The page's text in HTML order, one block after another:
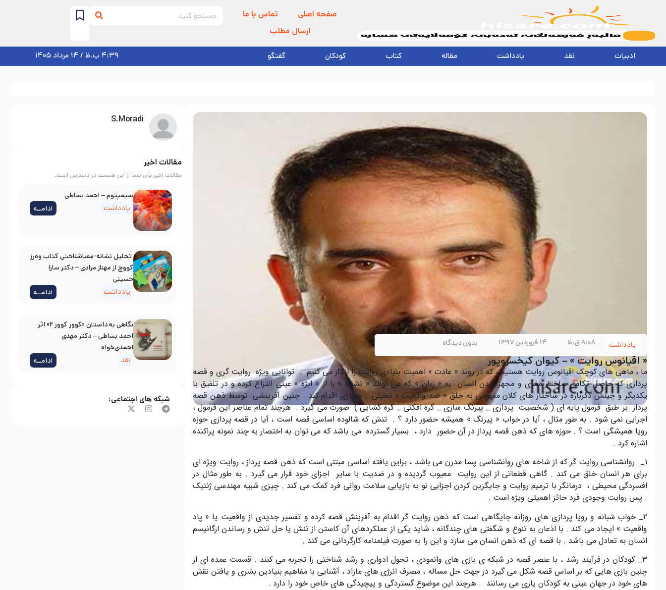
صفحه اصلی
تماس با ما
ارسال مطلب
ادبیات نقد یادداشت مقاله کتاب کودکان گفتگو 4:39 ب.ظ / 14 مرداد 1405
یادداشت ۸:۰۸ ق٫ظ ۱۴ فروردین ۱۳۹۷ بدون دیدگاه
« اقیانوس روایت » – کیوان کیخسروپور
ما ، ماهی های کوچک اقیانوس روایت هستیم ، که در روند « عادت » اهمیت بنیادی روایت را انکار می کنیم . توانایی ویژه روایت گری و قصه
پردازی که حاصل تکامل ساختار مغزی و مجهز شدن انسان به « زبان » که می تواند « نشانه » را از « ابژه » عینی انتزاع کرده و در تلفیق با
یکدیگر و چینش دگرباره در ساختار های کلان مفهومی به خلق « ضد واقعیت » تخیلی _ مجازی اقدام کند . چنین آفرینشی توسط ذهن قصه
پرداز بر طبق فرمول پایه ای ( شخصیت پردازی _ پیرنگ سازی _ گره افکنی _ گره گشایی ) صورت می گیرد . هرچند تمام عناصر این فرمول ،
اجرایی نمی شود . به طور مثال ، آیا در خواب « پیرنگ » همیشه حضور دارد ؟ . تنش که شالوده اساسی قصه است ، آیا در قصه پردازی حوزه
رویا همیشگی است ؟ . حوزه های که ذهن قصه پرداز در آن حضور دارد ، بسیار گسترده می باشد که می توان به اختصار به چند نمونه پراکنده
اشاره کرد .
۱_ روانشناسی روایت گر که از شاخه های روانشناسی پسا مدرن می باشد ، براین یافته اساسی مبتنی است که ذهن قصه پرداز ، روایت ویژه ای
برای هر انسان خلق می کند . گاهی قطعاتی از این روایت معیوب گردیده و در ضدیت با سایر اجزای خود قرار می گیرد . به طور مثال در
افسردگی محیطی ، درمانگر با ترمیم روایت و جایگزین کردن اجزایی نو به بازیابی سلامت روانی فرد کمک می کند . چیزی شبیه مهندسی ژنتیک
. پس روایت وجودی فرد حائز اهمیتی ویژه است .
۲_ خواب شبانه و رویا پردازی های روزانه جایگاهی است که ذهن روایت گر اقدام به آفرینش قصه کرده و تفسیر جدیدی از واقعیت یا « پاد
واقعیت » ایجاد می کند . با اذعان به تنوع و شگفتی های چندگانه ، شاید یکی از عملکردهای آن کاستن از تنش یا حل تنش و رساندن ارگانیسم
انسان به تعادل می باشد . با قصه ای كه ذهن انسان می سازد و این را به صورت فیلمنامه کارگردانی می کند .
۳_ کودکان در فرآیند رشد ، با عنصر قصه در شبکه ی بازی های وانمودی ، تحول ادواری و رشد شناختی را تجربه می کنند . قسمت عمده ای از
چنین بازی هایی که بر اساس قصه شکل می گیرد در جهت حل مساله ، مصرف انرژی های مازاد ، آشنایی با مفاهیم بنیادین بشری و یافتن نقش
های خود در جهان عینی به کودکان یاری می رسانند . هرچند این موضوع گستردگی و پیچیدگی های خاص خود را دارد .
S.Moradi
مقالات اخیر
مقالات اخیر برای شما از این قسمت در دسترس است.
سیمپتوم – احمد بساطی
یادداشت
ادامــه
تحلیل نشانه-معناشناختی کتاب وه‌رز
کووچ از مهناز مرادی – دکتر سارا
حسینی
یادداشت
ادامــه
نگاهی به داستان «کوور کوور ۲» اثر
احمد بساطی – دکتر مهدی
احمدی‌خواه
نقد
ادامــه
شبکه های اجتماعی: